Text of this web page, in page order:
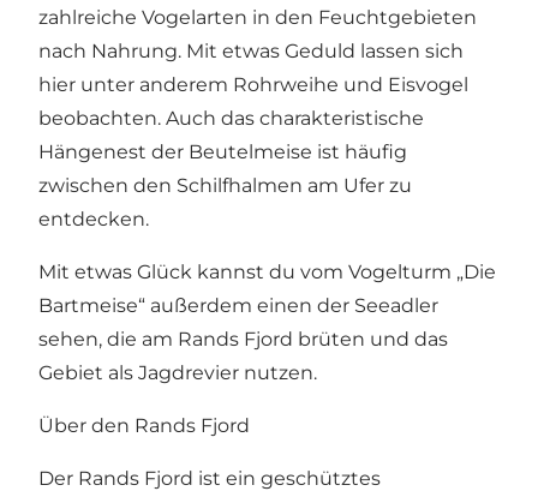
zahlreiche Vogelarten in den Feuchtgebieten
nach Nahrung. Mit etwas Geduld lassen sich
hier unter anderem Rohrweihe und Eisvogel
beobachten. Auch das charakteristische
Hängenest der Beutelmeise ist häufig
zwischen den Schilfhalmen am Ufer zu
entdecken.
Mit etwas Glück kannst du vom Vogelturm „Die
Bartmeise“ außerdem einen der Seeadler
sehen, die am Rands Fjord brüten und das
Gebiet als Jagdrevier nutzen.
Über den Rands Fjord
Der Rands Fjord ist ein geschütztes